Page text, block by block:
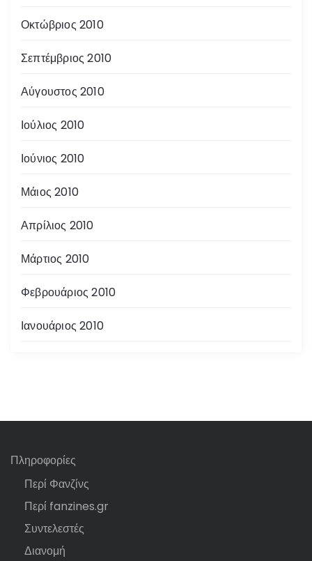
Οκτώβριος 2010
Σεπτέμβριος 2010
Αύγουστος 2010
Ιούλιος 2010
Ιούνιος 2010
Μάιος 2010
Απρίλιος 2010
Μάρτιος 2010
Φεβρουάριος 2010
Ιανουάριος 2010
Πληροφορίες
Περί Φανζίνς
Περί fanzines.gr
Συντελεστές
Διανομή